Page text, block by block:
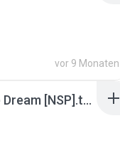
vor 9 Monaten
Tomodachi Life Living the Dream [NSP].torrent